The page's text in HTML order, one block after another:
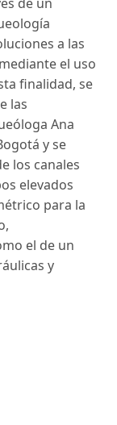
a las
el uso
finalidad, se
las
Ana
y se
los canales
elevados
para la
el de un
y